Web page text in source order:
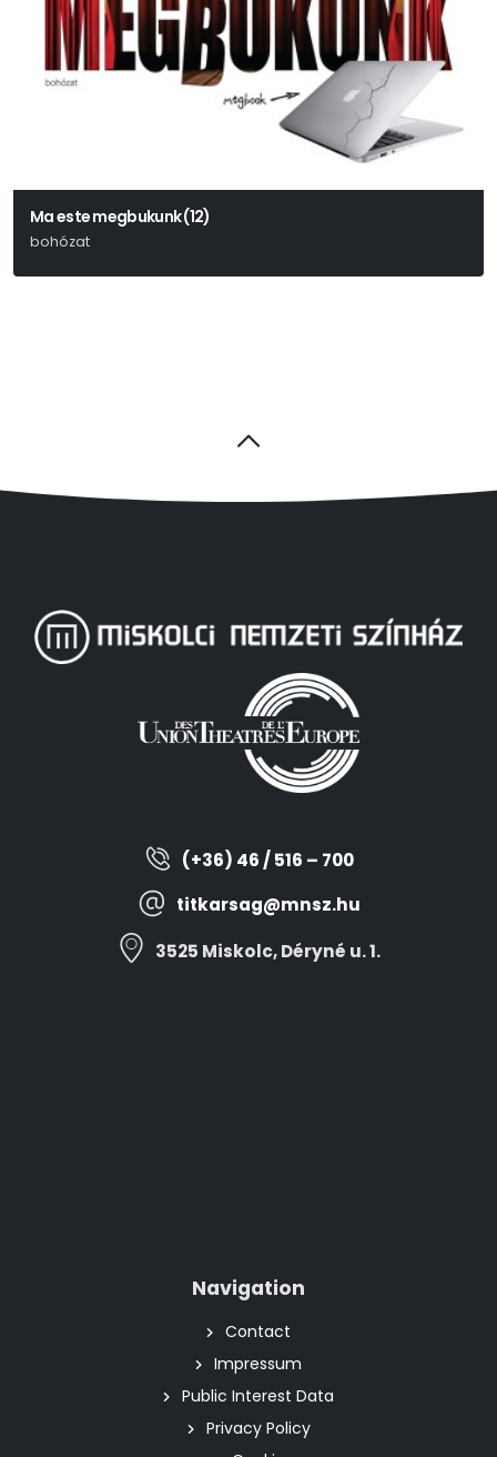
Ma este megbukunk (12)
bohózat
(+36) 46 / 516 – 700
titkarsag@mnsz.hu
3525 Miskolc, Déryné u. 1.
Navigation
Contact
Impressum
Public Interest Data
Privacy Policy